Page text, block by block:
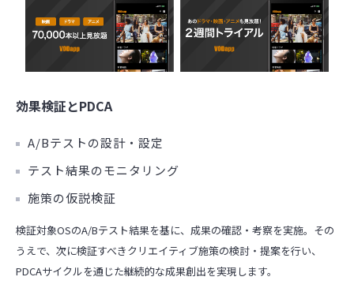
効果検証とPDCA
A/Bテストの設計・設定
テスト結果のモニタリング
施策の仮説検証
検証対象OSのA/Bテスト結果を基に、成果の確認・考察を実施。その
うえで、次に検証すべきクリエイティブ施策の検討・提案を行い、
PDCAサイクルを通じた継続的な成果創出を実現します。